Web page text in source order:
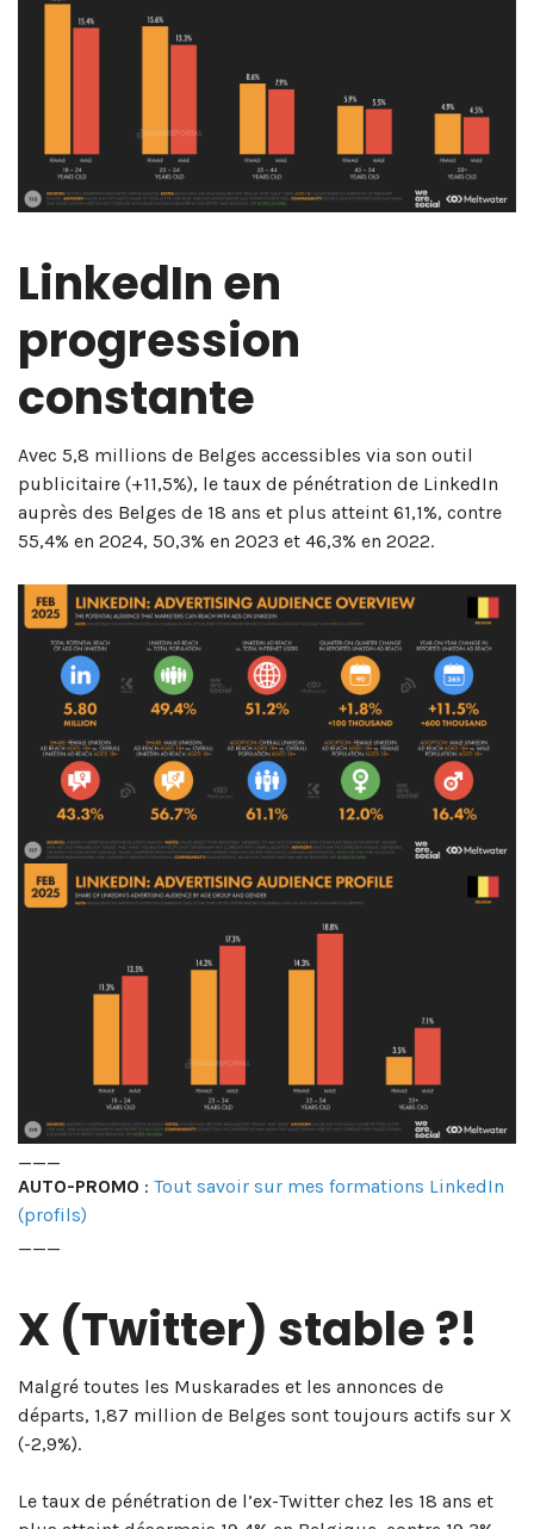
LinkedIn en
progression
constante
Avec 5,8 millions de Belges accessibles via son outil
publicitaire (+11,5%), le taux de pénétration de LinkedIn
auprès des Belges de 18 ans et plus atteint 61,1%, contre
55,4% en 2024, 50,3% en 2023 et 46,3% en 2022.
AUTO-PROMO : Tout savoir sur mes formations LinkedIn
(profils)
X (Twitter) stable ?!
Malgré toutes les Muskarades et les annonces de
départs, 1,87 million de Belges sont toujours actifs sur X
(-2,9%).
Le taux de pénétration de l’ex-Twitter chez les 18 ans et